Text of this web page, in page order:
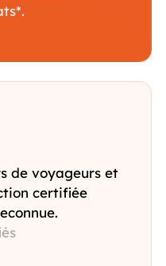
de voyageurs et
certifiée